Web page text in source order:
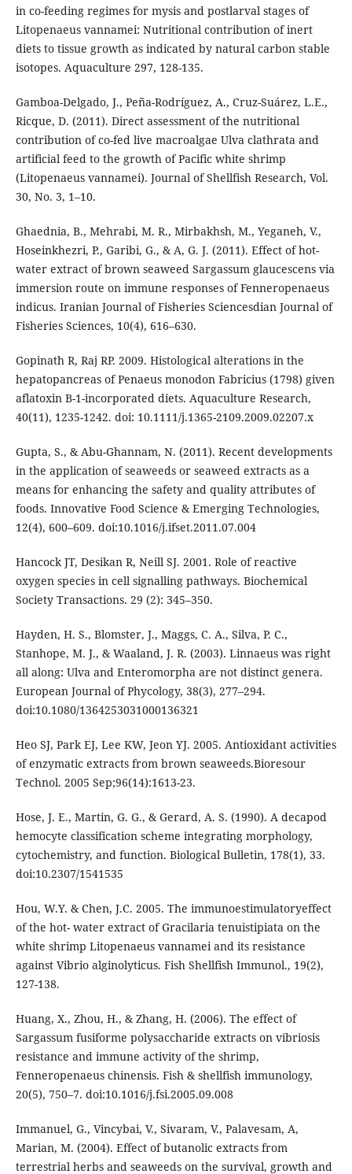
in co-feeding regimes for mysis and postlarval stages of
Litopenaeus vannamei: Nutritional contribution of inert
diets to tissue growth as indicated by natural carbon stable
isotopes. Aquaculture 297, 128-135.
Gamboa-Delgado, J., Peña-Rodríguez, A., Cruz-Suárez, L.E.,
Ricque, D. (2011). Direct assessment of the nutritional
contribution of co-fed live macroalgae Ulva clathrata and
artificial feed to the growth of Pacific white shrimp
(Litopenaeus vannamei). Journal of Shellfish Research, Vol.
30, No. 3, 1–10.
Ghaednia, B., Mehrabi, M. R., Mirbakhsh, M., Yeganeh, V.,
Hoseinkhezri, P., Garibi, G., & A, G. J. (2011). Effect of hot-
water extract of brown seaweed Sargassum glaucescens via
immersion route on immune responses of Fenneropenaeus
indicus. Iranian Journal of Fisheries Sciencesdian Journal of
Fisheries Sciences, 10(4), 616–630.
Gopinath R, Raj RP. 2009. Histological alterations in the
hepatopancreas of Penaeus monodon Fabricius (1798) given
aflatoxin B-1-incorporated diets. Aquaculture Research,
40(11), 1235-1242. doi: 10.1111/j.1365-2109.2009.02207.x
Gupta, S., & Abu-Ghannam, N. (2011). Recent developments
in the application of seaweeds or seaweed extracts as a
means for enhancing the safety and quality attributes of
foods. Innovative Food Science & Emerging Technologies,
12(4), 600–609. doi:10.1016/j.ifset.2011.07.004
Hancock JT, Desikan R, Neill SJ. 2001. Role of reactive
oxygen species in cell signalling pathways. Biochemical
Society Transactions. 29 (2): 345–350.
Hayden, H. S., Blomster, J., Maggs, C. A., Silva, P. C.,
Stanhope, M. J., & Waaland, J. R. (2003). Linnaeus was right
all along: Ulva and Enteromorpha are not distinct genera.
European Journal of Phycology, 38(3), 277–294.
doi:10.1080/1364253031000136321
Heo SJ, Park EJ, Lee KW, Jeon YJ. 2005. Antioxidant activities
of enzymatic extracts from brown seaweeds.Bioresour
Technol. 2005 Sep;96(14):1613-23.
Hose, J. E., Martin, G. G., & Gerard, A. S. (1990). A decapod
hemocyte classification scheme integrating morphology,
cytochemistry, and function. Biological Bulletin, 178(1), 33.
doi:10.2307/1541535
Hou, W.Y. & Chen, J.C. 2005. The immunoestimulatoryeffect
of the hot- water extract of Gracilaria tenuistipiata on the
white shrimp Litopenaeus vannamei and its resistance
against Vibrio alginolyticus. Fish Shellfish Immunol., 19(2),
127-138.
Huang, X., Zhou, H., & Zhang, H. (2006). The effect of
Sargassum fusiforme polysaccharide extracts on vibriosis
resistance and immune activity of the shrimp,
Fenneropenaeus chinensis. Fish & shellfish immunology,
20(5), 750–7. doi:10.1016/j.fsi.2005.09.008
Immanuel, G., Vincybai, V., Sivaram, V., Palavesam, A,
Marian, M. (2004). Effect of butanolic extracts from
terrestrial herbs and seaweeds on the survival, growth and